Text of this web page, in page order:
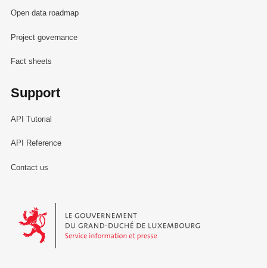
Open data roadmap
Project governance
Fact sheets
Support
API Tutorial
API Reference
Contact us
Le Gouvernement du Grand-Duché de Luxembourg - Service